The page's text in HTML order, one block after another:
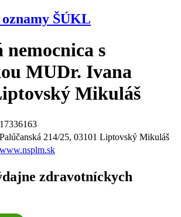
ŠÚKL
s
MUDr. Ivana
Mikuláš
17336163
Palúčanská 214/25, 03101 Liptovský Mikuláš
www.nsplm.sk
zdravotníckych